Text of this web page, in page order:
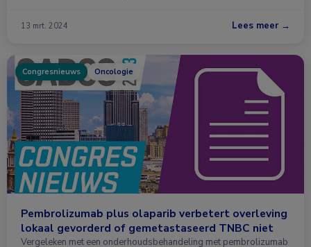
13 mrt. 2024 Lees meer →
Congresnieuws Oncologie
Pembrolizumab plus olaparib verbetert overleving
lokaal gevorderd of gemetastaseerd TNBC niet
Vergeleken met een onderhoudsbehandeling met pembrolizumab